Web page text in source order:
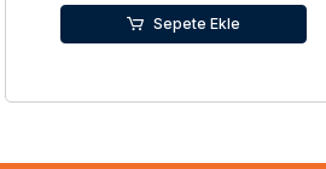
Sepete Ekle